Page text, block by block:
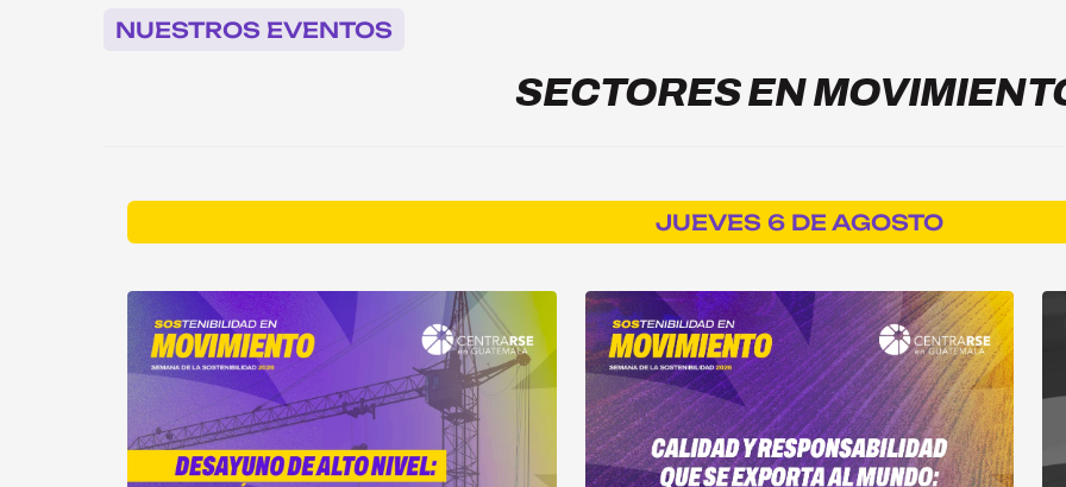
NUESTROS EVENTOS
SECTORES EN
JUEVES 6 DE AGOSTO